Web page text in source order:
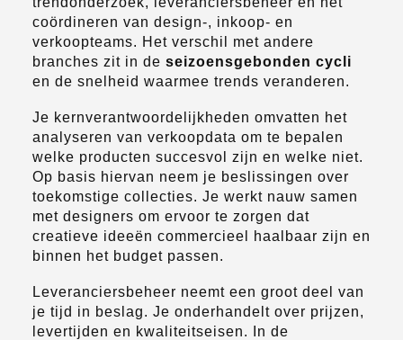
coördineren van design-, inkoop- en
verkoopteams. Het verschil met andere
branches zit in de seizoensgebonden cycli
en de snelheid waarmee trends veranderen.
Je kernverantwoordelijkheden omvatten het
analyseren van verkoopdata om te bepalen
welke producten succesvol zijn en welke niet.
Op basis hiervan neem je beslissingen over
toekomstige collecties. Je werkt nauw samen
met designers om ervoor te zorgen dat
creatieve ideeën commercieel haalbaar zijn en
binnen het budget passen.
Leveranciersbeheer neemt een groot deel van
je tijd in beslag. Je onderhandelt over prijzen,
levertijden en kwaliteitseisen. In de